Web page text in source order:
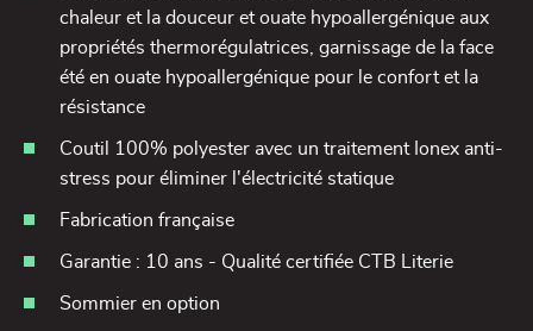
chaleur et la douceur et ouate hypoallergénique aux
propriétés thermorégulatrices, garnissage de la face
été en ouate hypoallergénique pour le confort et la
résistance
Coutil 100% polyester avec un traitement Ionex anti-
stress pour éliminer l'électricité statique
Fabrication française
Garantie : 10 ans - Qualité certifiée CTB Literie
Sommier en option